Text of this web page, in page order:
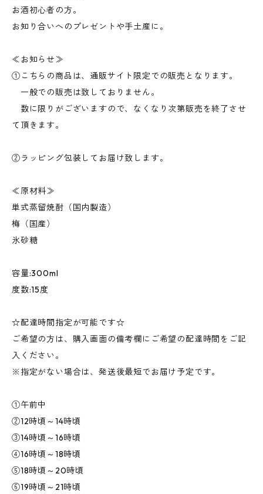
お酒初心者の方。
お知り合いへのプレゼントや手土産に。
≪お知らせ≫
①こちらの商品は、通販サイト限定での販売となります。
一般での販売は致しておりません。
数に限りがございますので、なくなり次第販売を終了させ
て頂きます。
②ラッピング包装してお届け致します。
≪原材料≫
単式蒸留焼酎（国内製造）
梅（国産）
氷砂糖
容量:300ml
度数:15度
☆配達時間指定が可能です☆
ご希望の方は、購入画面の備考欄にご希望の配達時間をご記
入ください。
※指定がない場合は、発送後最短でお届け予定です。
①午前中
②12時頃～14時頃
③14時頃～16時頃
④16時頃～18時頃
⑤18時頃～20時頃
⑥19時頃～21時頃